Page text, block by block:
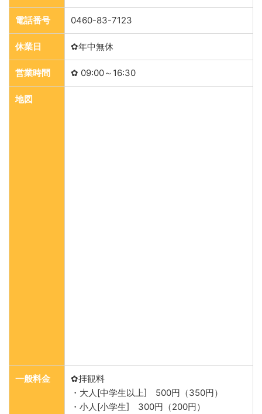
電話番号 0460-83-7123
休業日 ✿年中無休
営業時間 ✿ 09:00～16:30
地図
一般料金
✿拝観料
・大人[中学生以上] 500円（350円）
・小人[小学生] 300円（200円）